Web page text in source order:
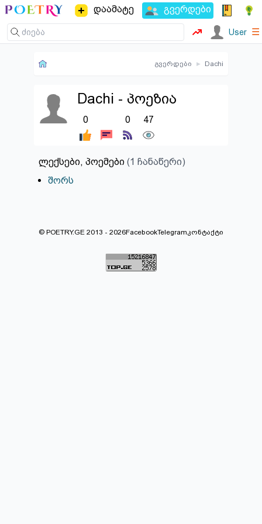
დაამატე გვერდები
User ☰
გვერდები ▸ Dachi
Dachi - პოეზია
0 0 47
ლექსები, პოემები (1 ჩანაწერი)
შორს
© POETRY.GE 2013 - 2026FacebookTelegramკონტაქტი